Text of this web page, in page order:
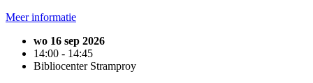
Meer informatie
wo 16 sep 2026
14:00 - 14:45
Bibliocenter Stramproy